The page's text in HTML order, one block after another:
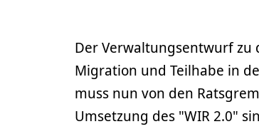
Der Verwaltungsentwurf
Migration und Teilhabe in
muss nun von den
Umsetzung des "WIR 2.0"